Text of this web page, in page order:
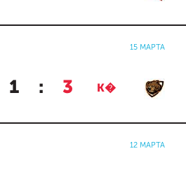
15 МАРТА
1 : 3 К�
12 МАРТА